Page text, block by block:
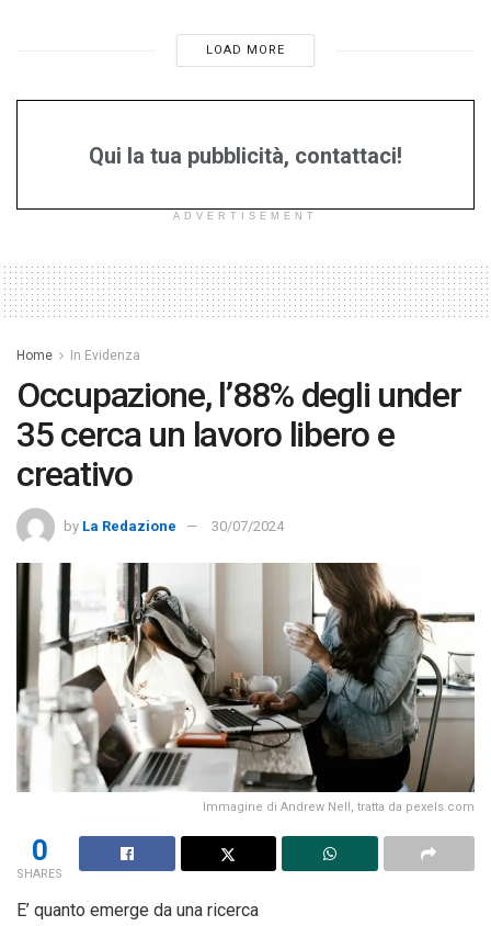
LOAD MORE
Qui la tua pubblicità, contattaci!
ADVERTISEMENT
Home In Evidenza
Occupazione, l’88% degli under
35 cerca un lavoro libero e
creativo
by La Redazione 30/07/2024
Immagine di Andrew Nell, tratta da pexels.com
0
SHARES
E’ quanto emerge da una ricerca